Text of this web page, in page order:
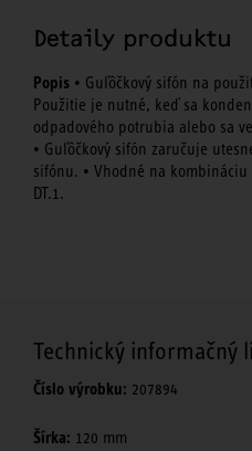
Detaily produktu
Popis • Guľôčkový sifón na
Použitie je nutné, keď sa
odpadového potrubia alebo sa
• Guľôčkový sifón zaručuje
sifónu. • Vhodné na
DT.1.
Technický informačný
Číslo výrobku: 207894
Šírka: 120 mm